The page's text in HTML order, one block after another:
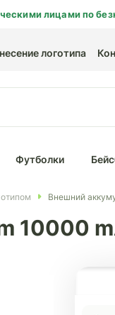
лицами по
логотипа
Футболки
Внешний
10000